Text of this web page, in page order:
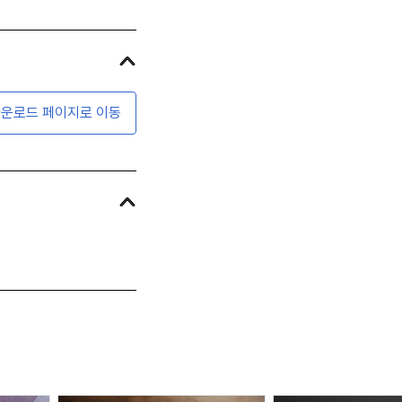
로드 페이지로 이동